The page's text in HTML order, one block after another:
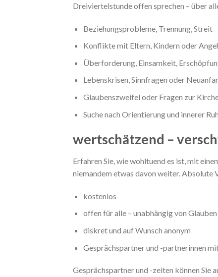
Dreiviertelstunde offen sprechen – über
Beziehungsprobleme, Trennung, Streit
Konflikte mit Eltern, Kindern oder
Überforderung, Einsamkeit,
Lebenskrisen, Sinnfragen oder
Glaubenszweifel oder Fragen zur
Suche nach Orientierung und innerer
wertschätzend –
Erfahren Sie, wie wohltuend es ist, mit
niemandem etwas davon weiter. Absolute
kostenlos
offen für alle – unabhängig von
diskret und auf Wunsch anonym
Gesprächspartner und -partnerinnen
Gesprächspartner und -zeiten können Sie